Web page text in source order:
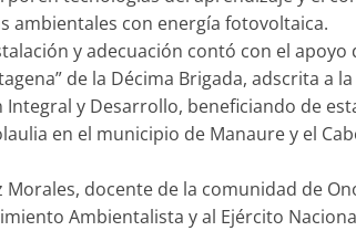
ambientales con energía fotovoltaica.
y adecuación contó con el
de la Décima Brigada, adscrita a
Integral y Desarrollo, beneficiando de
en el municipio de Manaure y el
docente de la comunidad de
Ambientalista y al Ejército